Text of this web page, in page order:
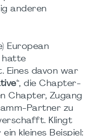
anderen
European
hatte
Eines davon war
“, die Chapter-
Chapter, Zugang
Partner zu
Klingt
kleines Beispiel: